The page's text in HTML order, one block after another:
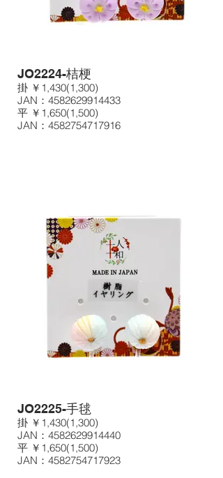
JO2224-桔梗
掛 ￥1,430(1,300)
JAN：4582629914433
平 ￥1,650(1,500)
JAN：4582754717916
JO2225-手毬
掛 ￥1,430(1,300)
JAN：4582629914440
平 ￥1,650(1,500)
JAN：4582754717923